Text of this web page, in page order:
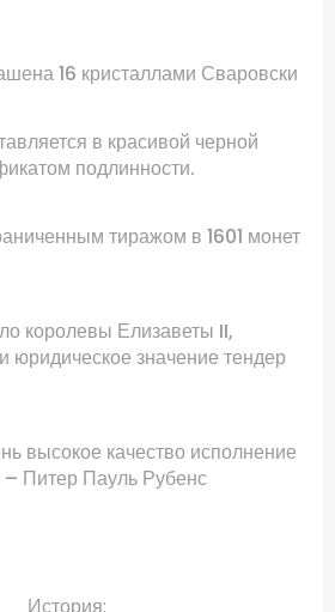
16 кристаллами Сваровски
в красивой черной
подлинности.
тиражом в 1601 монет
королевы Елизаветы II,
и юридическое значение тендер
высокое качество исполнение
– Питер Пауль Рубенс